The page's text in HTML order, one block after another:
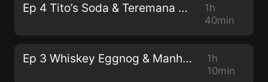
Ep 4 Tito’s Soda & Teremana Soda
1h
40min
Ep 3 Whiskey Eggnog & Manhattan
1h
10min